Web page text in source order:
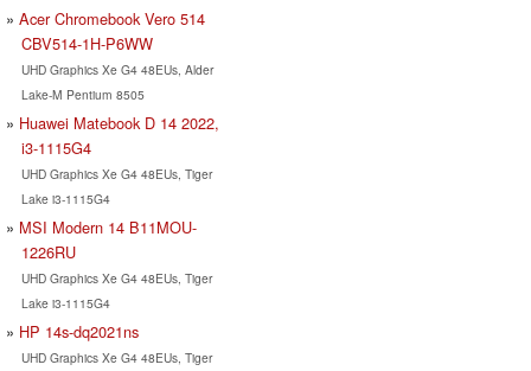
Acer Chromebook Vero 514
CBV514-1H-P6WW
UHD Graphics Xe G4 48EUs, Alder
Lake-M Pentium 8505
Huawei Matebook D 14 2022,
i3-1115G4
UHD Graphics Xe G4 48EUs, Tiger
Lake i3-1115G4
MSI Modern 14 B11MOU-
1226RU
UHD Graphics Xe G4 48EUs, Tiger
Lake i3-1115G4
HP 14s-dq2021ns
UHD Graphics Xe G4 48EUs, Tiger